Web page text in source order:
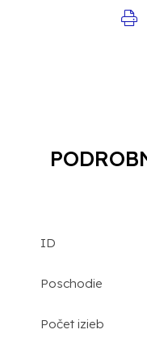
ID
Poschodie
Počet izieb